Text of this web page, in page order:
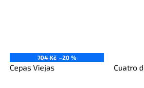
704 Kč –20 %
Cepas Viejas Cuatro